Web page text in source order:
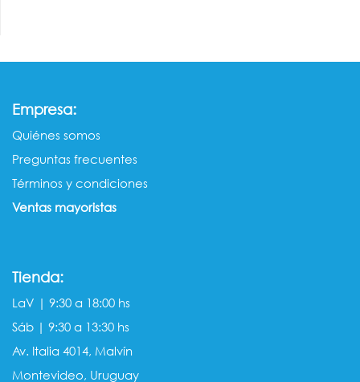
Empresa:
Quiénes somos​​
Preguntas frecuentes
Términos y condiciones
Ventas mayorista​s
Tienda:
LaV | 9:30 a 18:00 hs
Sáb | 9:30 a 13:30 hs
Av. Italia 4014, Malvín
Montevideo, Uruguay